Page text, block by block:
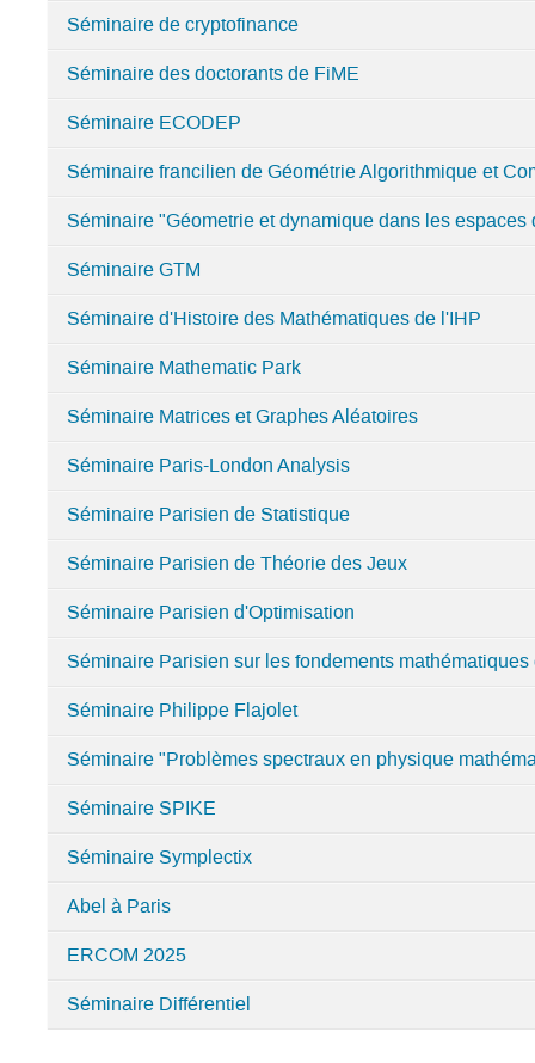
Séminaire de cryptofinance
Séminaire des doctorants de FiME
Séminaire ECODEP
Séminaire francilien de Géométrie Algorithmique et
Séminaire "Géometrie et dynamique dans les espaces
Séminaire GTM
Séminaire d'Histoire des Mathématiques de l'IHP
Séminaire Mathematic Park
Séminaire Matrices et Graphes Aléatoires
Séminaire Paris-London Analysis
Séminaire Parisien de Statistique
Séminaire Parisien de Théorie des Jeux
Séminaire Parisien d'Optimisation
Séminaire Parisien sur les fondements mathématiques
Séminaire Philippe Flajolet
Séminaire "Problèmes spectraux en physique
Séminaire SPIKE
Séminaire Symplectix
Abel à Paris
ERCOM 2025
Séminaire Différentiel